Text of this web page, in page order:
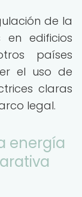
de la
en edificios
países
el uso de
claras
legal.
energía